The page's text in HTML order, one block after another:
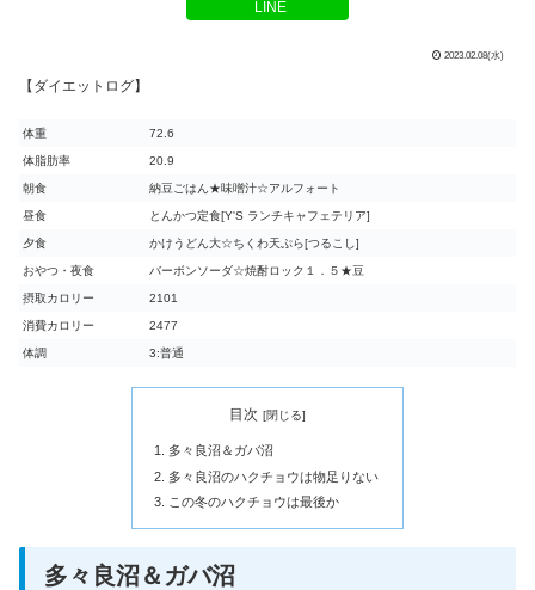
LINE
2023.02.08(水)
【ダイエットログ】
体重 72.6
体脂肪率 20.9
朝食 納豆ごはん★味噌汁☆アルフォート
昼食 とんかつ定食[Y'S ランチキャフェテリア]
夕食 かけうどん大☆ちくわ天ぷら[つるこし]
おやつ・夜食 バーボンソーダ☆焼酎ロック１．５★豆
摂取カロリー 2101
消費カロリー 2477
体調 3:普通
目次
多々良沼＆ガバ沼
多々良沼のハクチョウは物足りない
この冬のハクチョウは最後か
多々良沼＆ガバ沼